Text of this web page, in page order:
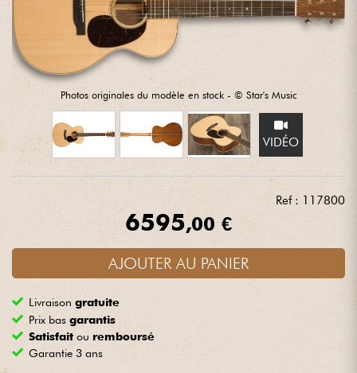
Home Studio
Casques
Micros & HF
DJ
Sono
Batteries & Percu
Vents
Violons & Quatuor
Photos originales du modèle en stock - © Star's Music
VIDÉO
Ref : 117800
6595,00 €
AJOUTER AU PANIER
Livraisongratuite
Prix basgarantis
Satisfait ou remboursé
Garantie 3 ans